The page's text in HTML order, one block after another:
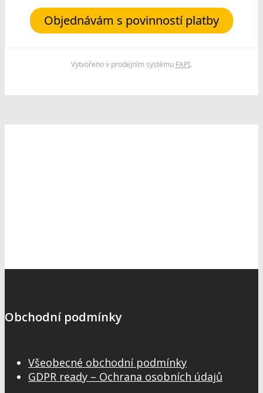
Objednávám s povinností platby
Vytvořeno v prodejním systému FAPI.
Obchodní podmínky
Všeobecné obchodní podmínky
GDPR ready – Ochrana osobních údajů